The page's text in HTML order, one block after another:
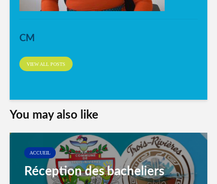
CM
VIEW ALL POSTS
You may also like
ACCUEIL
Réception des bacheliers